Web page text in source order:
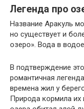
Легенда про
Название Аракуль
но существует и
озеро». Вода в
В подтверждение
романтичная
времена жил у
Природа кормила их